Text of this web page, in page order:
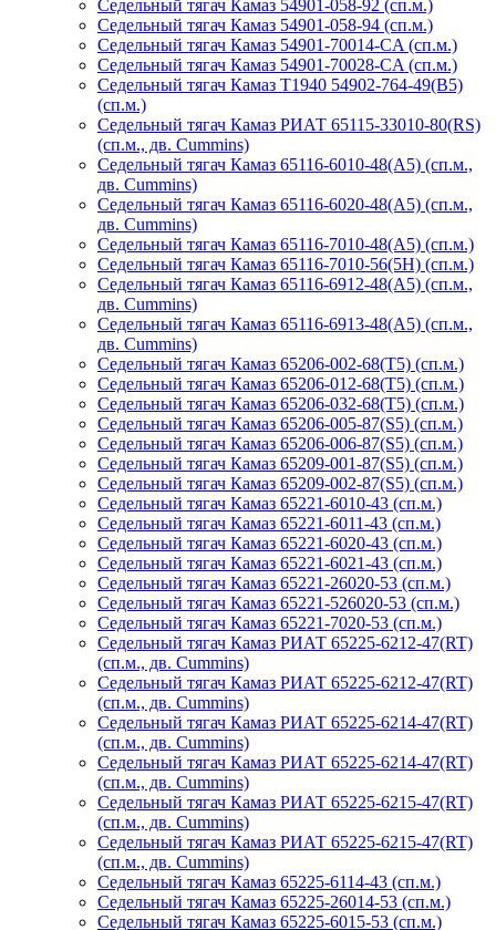
Седельный тягач Камаз 54901-058-92 (сп.м.)
Седельный тягач Камаз 54901-058-94 (сп.м.)
Седельный тягач Камаз 54901-70014-CA (сп.м.)
Седельный тягач Камаз 54901-70028-CA (сп.м.)
Седельный тягач Камаз Т1940 54902-764-49(B5)
(сп.м.)
Седельный тягач Камаз РИАТ 65115-33010-80(RS)
(сп.м., дв. Cummins)
Седельный тягач Камаз 65116-6010-48(A5) (сп.м.,
дв. Cummins)
Седельный тягач Камаз 65116-6020-48(A5) (сп.м.,
дв. Cummins)
Седельный тягач Камаз 65116-7010-48(А5) (сп.м.)
Седельный тягач Камаз 65116-7010-56(5H) (сп.м.)
Седельный тягач Камаз 65116-6912-48(A5) (сп.м.,
дв. Cummins)
Седельный тягач Камаз 65116-6913-48(A5) (сп.м.,
дв. Cummins)
Седельный тягач Камаз 65206-002-68(Т5) (сп.м.)
Седельный тягач Камаз 65206-012-68(Т5) (сп.м.)
Седельный тягач Камаз 65206-032-68(Т5) (сп.м.)
Седельный тягач Камаз 65206-005-87(S5) (сп.м.)
Седельный тягач Камаз 65206-006-87(S5) (сп.м.)
Седельный тягач Камаз 65209-001-87(S5) (сп.м.)
Седельный тягач Камаз 65209-002-87(S5) (сп.м.)
Седельный тягач Камаз 65221-6010-43 (сп.м.)
Седельный тягач Камаз 65221-6011-43 (сп.м.)
Седельный тягач Камаз 65221-6020-43 (сп.м.)
Седельный тягач Камаз 65221-6021-43 (сп.м.)
Седельный тягач Камаз 65221-26020-53 (сп.м.)
Седельный тягач Камаз 65221-526020-53 (сп.м.)
Седельный тягач Камаз 65221-7020-53 (сп.м.)
Седельный тягач Камаз РИАТ 65225-6212-47(RT)
(сп.м., дв. Cummins)
Седельный тягач Камаз РИАТ 65225-6212-47(RT)
(сп.м., дв. Cummins)
Седельный тягач Камаз РИАТ 65225-6214-47(RT)
(сп.м., дв. Cummins)
Седельный тягач Камаз РИАТ 65225-6214-47(RT)
(сп.м., дв. Cummins)
Седельный тягач Камаз РИАТ 65225-6215-47(RT)
(сп.м., дв. Cummins)
Седельный тягач Камаз РИАТ 65225-6215-47(RT)
(сп.м., дв. Cummins)
Седельный тягач Камаз 65225-6114-43 (сп.м.)
Седельный тягач Камаз 65225-26014-53 (сп.м.)
Седельный тягач Камаз 65225-6015-53 (сп.м.)